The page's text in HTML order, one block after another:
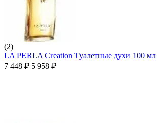
(2)
LA PERLA Creation Туалетные духи 100 мл
7 448 ₽ 5 958 ₽